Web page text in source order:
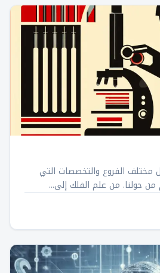
الفروع والتخصصات التي
حولنا. من علم الفلك إلى...